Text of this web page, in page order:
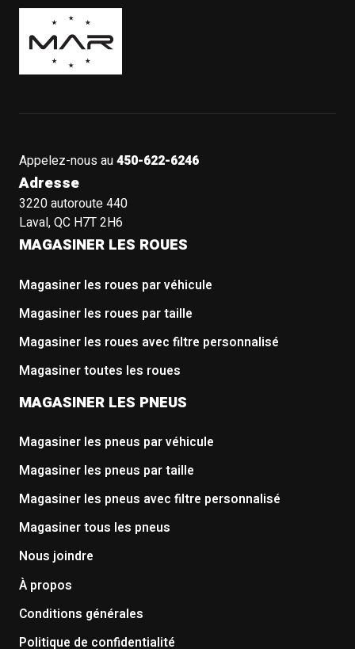
Boutique Mags à Rabais
Appelez-nous au450-622-6246
Adresse
3220 autoroute 440
Laval, QC H7T 2H6
MAGASINER LES ROUES
Magasiner les roues par véhicule
Magasiner les roues par taille
Magasiner les roues avec filtre personnalisé
Magasiner toutes les roues
MAGASINER LES PNEUS
Magasiner les pneus par véhicule
Magasiner les pneus par taille
Magasiner les pneus avec filtre personnalisé
Magasiner tous les pneus
Nous joindre
À propos
Conditions générales
Politique de confidentialité